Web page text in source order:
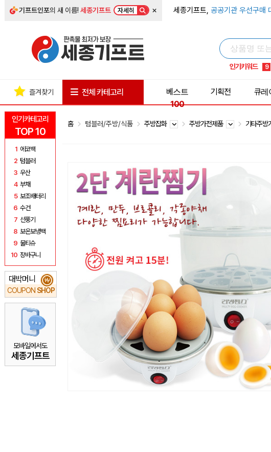
기프트인포의 새 이름!세종기프트 자세히 × 세종기프트, 공공기관 우선구매
인기키워드
5
8
9
1
인기카테고리
TOP 10
1 에코백
2 텀블러
3 우산
4 부채
5 보조배터리
6 수건
7 선풍기
8 보온보냉백
9 물티슈
10 장바구니
대박머니
COUPON SHOP
₩
모바일에서도
세종기프트
즐겨찾기 전체 카테고리
베스트
100
기획전 큐레
홈 텀블러/주방/식품 주방잡화 주방가전제품 기타주방